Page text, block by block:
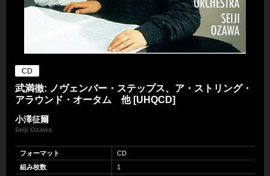
CD
武満徹: ノヴェンバー・ステップス、ア・ストリング・
アラウンド・オータム 他 [UHQCD]
小澤征爾
Seiji Ozawa
フォーマット
CD
組み枚数
1